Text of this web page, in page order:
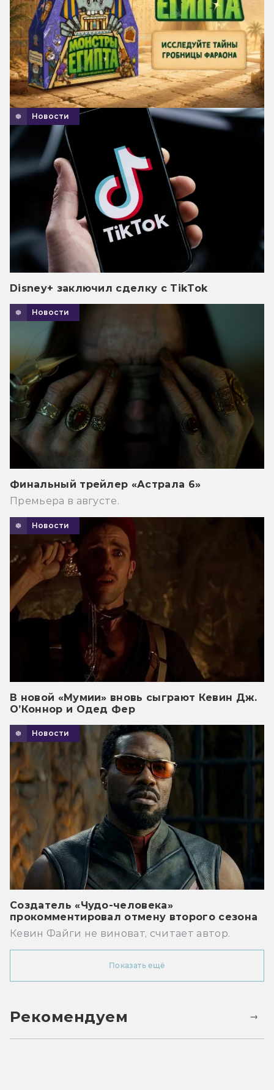
Новости
Disney+ заключил сделку с TikTok
Новости
Финальный трейлер «Астрала 6»
Премьера в августе.
Новости
В новой «Мумии» вновь сыграют Кевин Дж.
О’Коннор и Одед Фер
Новости
Создатель «Чудо-человека»
прокомментировал отмену второго сезона
Кевин Файги не виноват, считает автор.
Показать ещё
Рекомендуем